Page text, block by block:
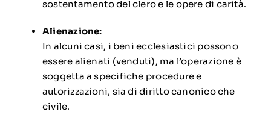
sostentamento del clero e le opere di carità.
Alienazione:
In alcuni casi, i beni ecclesiastici possono
essere alienati (venduti), ma l’operazione è
soggetta a specifiche procedure e
autorizzazioni, sia di diritto canonico che
civile.